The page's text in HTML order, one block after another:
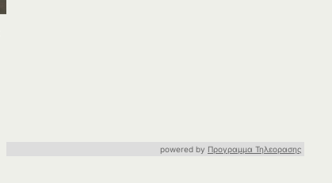
powered by Προγραμμα Τηλεορασης